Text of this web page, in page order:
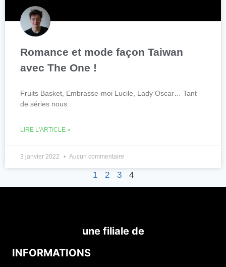
Romance et mode façon Taiwan
avec The One !
Fruits Basket, Embrasse-moi Lucile, Lady Oscar… Tant
de séries nous
LIRE L'ARTICLE »
3 janvier 2022 Aucun commentaire
1 2 3 4
une filiale de
INFORMATIONS